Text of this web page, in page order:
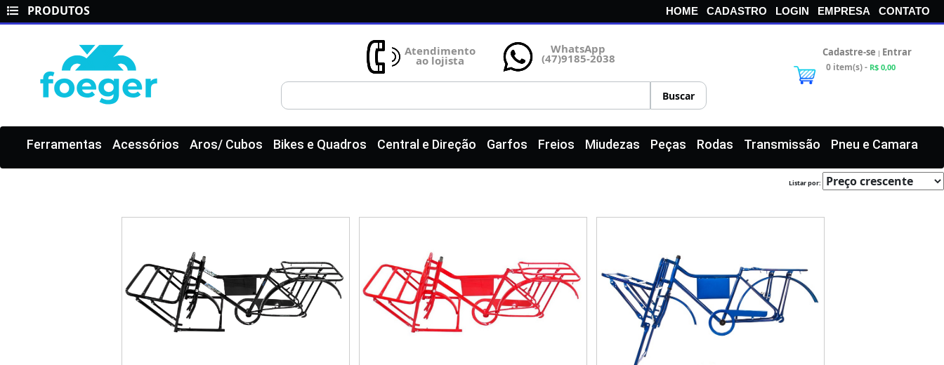
HOME CADASTRO LOGIN EMPRESA CONTATO
PRODUTOS
Atendimento
ao lojista
WhatsApp
(47)9185-2038 Cadastre-se | Entrar
0 item(s) - R$ 0,00
Ferramentas Acessórios Aros/ Cubos Bikes e Quadros Central e Direção Garfos Freios Miudezas Peças Rodas Transmissão Pneu e Camara
Listar por: